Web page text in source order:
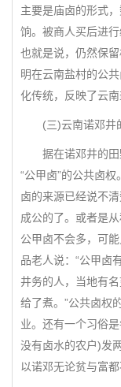
主要是庙卤的形式
饷。被商人买后进行
也就是说，仍然保
明在云南盐村的公
化传统，反映了云南
(三)云南诺邓井
据在诺邓井的田
“公甲卤”的公共卤
卤的来源已经说不
成公的了。或者是
公甲卤不会多，可
品老人说：“公甲卤
井务的人，当地有
给了煮。”公共卤权
业。还有一个习俗
没有卤水的农户)发
以诺邓无论贫与富